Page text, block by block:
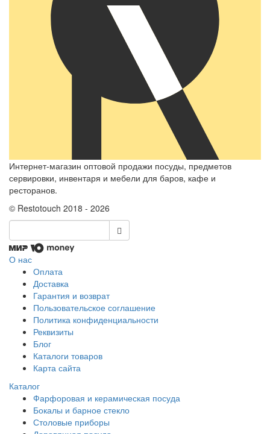
Интернет-магазин оптовой продажи посуды, предметов
сервировки, инвентаря и мебели для баров, кафе и
ресторанов.
© Restotouch 2018 - 2026
О нас
Оплата
Доставка
Гарантия и возврат
Пользовательское соглашение
Политика конфиденциальности
Реквизиты
Блог
Каталоги товаров
Карта сайта
Каталог
Фарфоровая и керамическая посуда
Бокалы и барное стекло
Столовые приборы